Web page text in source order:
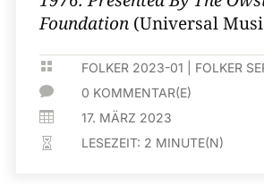
Foundation (Universal
 FOLKER 2023-01 FOLKER
 0 KOMMENTAR(E)
 17. MÄRZ 2023
 LESEZEIT: 2 MINUTE(N)